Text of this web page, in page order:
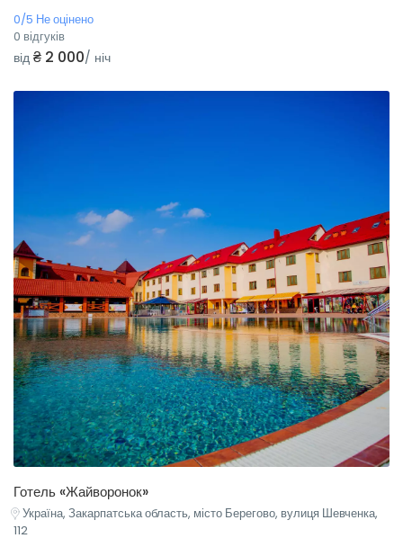
0/5 Не оцінено
0 відгуків
від ₴ 2 000/ ніч
Готель «Жайворонок»
Україна, Закарпатська область, місто Берегово, вулиця Шевченка,
112